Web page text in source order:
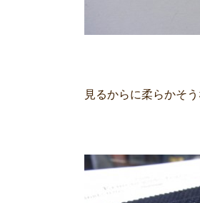
見るからに柔らかそ